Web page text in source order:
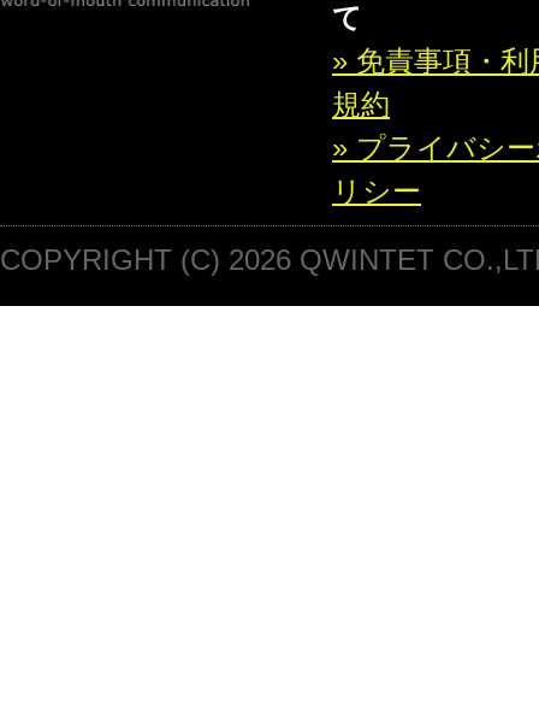
て
» 免責事項・利
規約
» プライバシ
リシー
COPYRIGHT (C) 2026 QWINTET